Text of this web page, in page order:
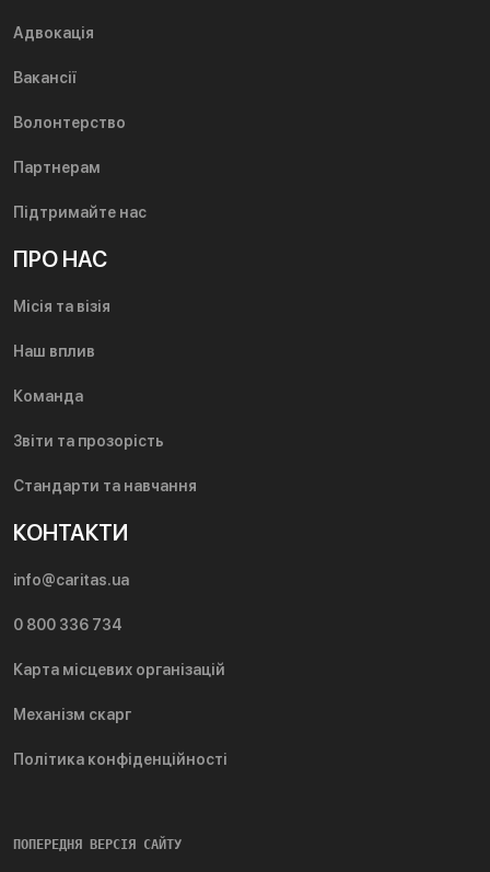
Адвокація
Вакансії
Волонтерство
Партнерам
Підтримайте нас
ПРО НАС
Місія та візія
Наш вплив
Команда
Звіти та прозорість
Стандарти та навчання
КОНТАКТИ
info@caritas.ua
0 800 336 734
Карта місцевих організацій
Механізм скарг
Політика конфіденційності
ПОПЕРЕДНЯ ВЕРСІЯ САЙТУ